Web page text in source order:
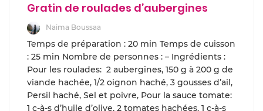
Gratin de roulades d’aubergines
Naima Boussaa
Temps de préparation : 20 min Temps de cuisson
: 25 min Nombre de personnes : – Ingrédients :
Pour les roulades: 2 aubergines, 150 g à 200 g de
viande hachée, 1/2 oignon haché, 3 gousses d’ail,
Persil haché, Sel et poivre, Pour la sauce tomate:
1 c-à-s d’huile d’olive, 2 tomates hachées, 1 c-à-s